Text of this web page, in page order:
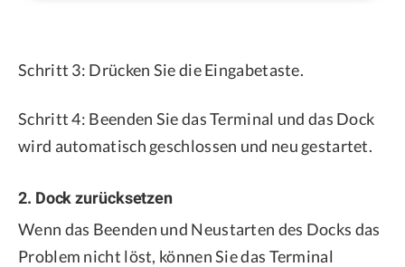
Schritt 3: Drücken Sie die Eingabetaste.
Schritt 4: Beenden Sie das Terminal und das Dock
wird automatisch geschlossen und neu gestartet.
2. Dock zurücksetzen
Wenn das Beenden und Neustarten des Docks das
Problem nicht löst, können Sie das Terminal